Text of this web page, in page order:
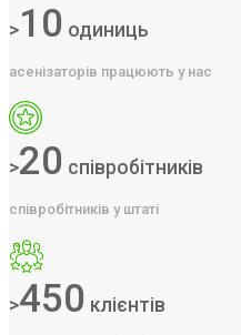
>10 одиниць
асенізаторів працюють у нас
>20 співробітників
співробітників у штаті
>450 клієнтів